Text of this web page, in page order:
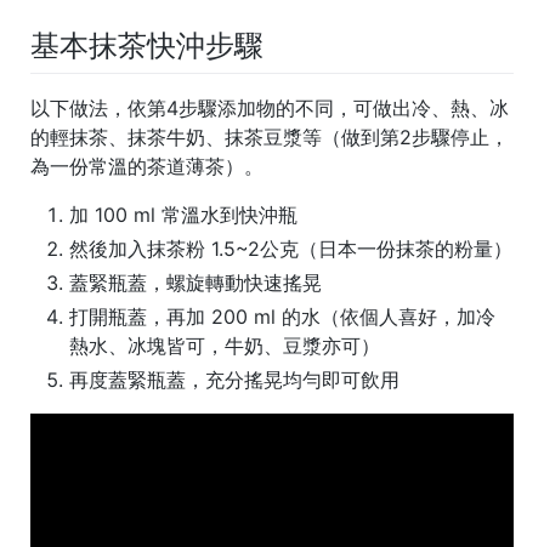
基本抹茶快沖步驟
以下做法，依第4步驟添加物的不同，可做出冷、熱、冰
的輕抹茶、抹茶牛奶、抹茶豆漿等（做到第2步驟停止，
為一份常溫的茶道薄茶）。
加 100 ml 常溫水到快沖瓶
然後加入抹茶粉 1.5~2公克（日本一份抹茶的粉量）
蓋緊瓶蓋，螺旋轉動快速搖晃
打開瓶蓋，再加 200 ml 的水（依個人喜好，加冷
熱水、冰塊皆可，牛奶、豆漿亦可）
再度蓋緊瓶蓋，充分搖晃均勻即可飲用